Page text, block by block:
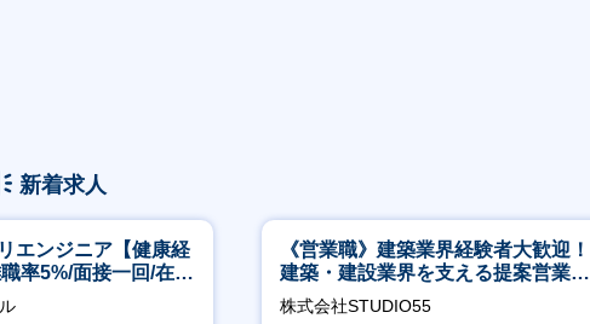
新着求人
エンジニア【健康経
率5%/面接一回/在宅
案件多数】
《営業職》建築業界経験者大歓迎！
建築・建設業界を支える提案営業職
│年休125日◎フレックス
株式会社STUDIO55